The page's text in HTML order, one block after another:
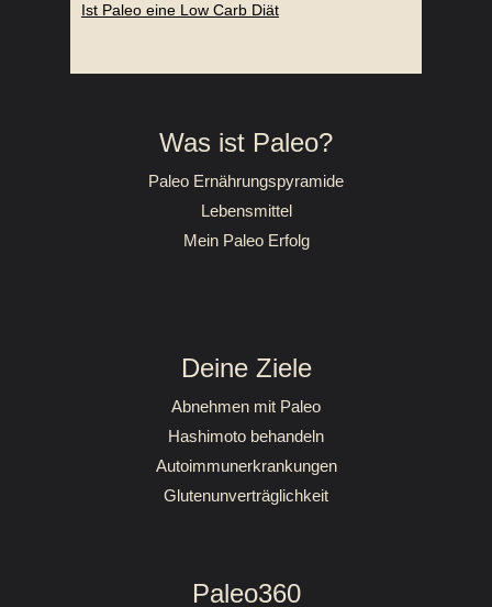
Ist Paleo eine Low Carb Diät
Was ist Paleo?
Paleo Ernährungspyramide
Lebensmittel
Mein Paleo Erfolg
Deine Ziele
Abnehmen mit Paleo
Hashimoto behandeln
Autoimmunerkrankungen
Glutenunverträglichkeit
Paleo360